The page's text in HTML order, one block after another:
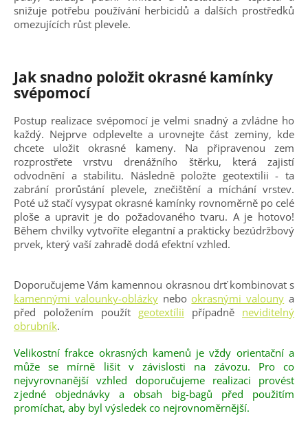
snižuje potřebu používání herbicidů a dalších prostředků
omezujících růst plevele.
Jak snadno položit okrasné kamínky
svépomocí
Postup realizace svépomocí je velmi snadný a zvládne ho
každý. Nejprve odplevelte a urovnejte část zeminy, kde
chcete uložit okrasné kameny. Na připravenou zem
rozprostřete vrstvu drenážního štěrku, která zajistí
odvodnění a stabilitu. Následně položte geotextilii - ta
zabrání prorůstání plevele, znečištění a míchání vrstev.
Poté už stačí vysypat okrasné kamínky rovnoměrně po celé
ploše a upravit je do požadovaného tvaru. A je hotovo!
Během chvilky vytvoříte elegantní a prakticky bezúdržbový
prvek, který vaší zahradě dodá efektní vzhled.
Doporučujeme Vám kamennou okrasnou drť kombinovat s
kamennými valounky-oblázkynebookrasnými valouny a
před položením použít geotextílii případně neviditelný
obrubník.
Velikostní frakce okrasných kamenů je vždy orientační a
může se mírně lišit v závislosti na závozu. Pro co
nejvyrovnanější vzhled doporučujeme realizaci provést
z jedné objednávky a obsah big-bagů před použitím
promíchat, aby byl výsledek co nejrovnoměrnější.